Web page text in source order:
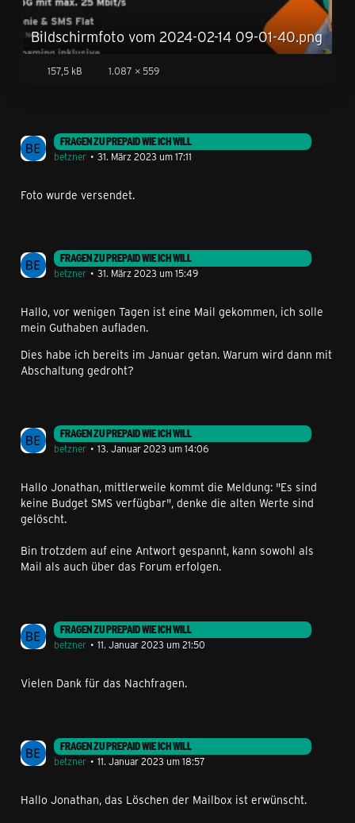
Bildschirmfoto vom 2024-02-14 09-01-40.png
157,5 kB 1.087 × 559
FRAGEN ZU PREPAID WIE ICH WILL
betzner
31. März 2023 um 17:11
Foto wurde versendet.
FRAGEN ZU PREPAID WIE ICH WILL
betzner
31. März 2023 um 15:49
Hallo, vor wenigen Tagen ist eine Mail gekommen, ich solle
mein Guthaben aufladen.
Dies habe ich bereits im Januar getan. Warum wird dann mit
Abschaltung gedroht?
FRAGEN ZU PREPAID WIE ICH WILL
betzner
13. Januar 2023 um 14:06
Hallo Jonathan, mittlerweile kommt die Meldung: "Es sind
keine Budget SMS verfügbar", denke die alten Werte sind
gelöscht.
Bin trotzdem auf eine Antwort gespannt, kann sowohl als
Mail als auch über das Forum erfolgen.
FRAGEN ZU PREPAID WIE ICH WILL
betzner
11. Januar 2023 um 21:50
Vielen Dank für das Nachfragen.
FRAGEN ZU PREPAID WIE ICH WILL
betzner
11. Januar 2023 um 18:57
Hallo Jonathan, das Löschen der Mailbox ist erwünscht.